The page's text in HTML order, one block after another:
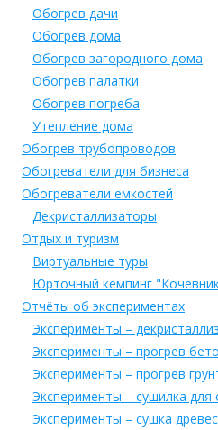
Обогрев дачи
Обогрев дома
Обогрев загородного дома
Обогрев палатки
Обогрев погреба
Утепление дома
Обогрев трубопроводов
Обогреватели для бизнеса
Обогреватели емкостей
Декристаллизаторы
Отдых и туризм
Виртуальные туры
Юрточный кемпинг
Отчёты об экспериментах
Эксперименты –
Эксперименты – прогрев
Эксперименты – прогрев
Эксперименты – сушилка
Эксперименты – сушка